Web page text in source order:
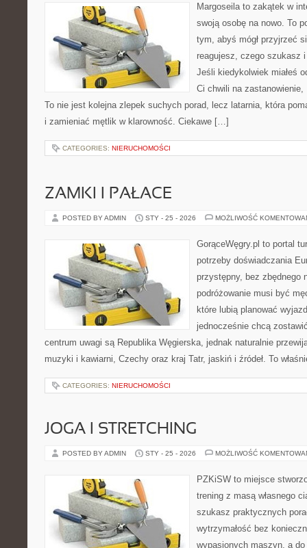
Margoseila to zakątek w
swoją osobę na nowo. To
tym, abyś mógł przyjrzeć
reagujesz, czego szukasz
Jeśli kiedykolwiek miałeś
Ci chwili na
To nie jest kolejna zlepek suchych porad, lecz latarnia, która
i zamieniać mętlik w klarowność. Ciekawe […]
CATEGORIES: NIERUCHOMOŚCI
ZAMKI I PAŁACE
POSTED BY ADMIN STY - 25 - 2026 MOŻLIWOŚĆ
GorąceWęgry.pl to portal
potrzeby doświadczania
przystępny, bez zbędnego
podróżowanie musi być
które lubią planować
jednocześnie chcą
centrum uwagi są Republika Węgierska, jednak naturalnie
muzyki i kawiarni, Czechy oraz kraj Tatr, jaskiń i źródeł. To
CATEGORIES: NIERUCHOMOŚCI
JOGA I STRETCHING
POSTED BY ADMIN STY - 25 - 2026 MOŻLIWOŚĆ
PZKiSW to miejsce
trening z masą własnego
szukasz praktycznych
wytrzymałość bez
wypasionych maszyn, a